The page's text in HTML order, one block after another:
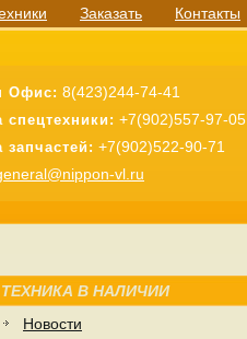
Заказать Контакты
Офис: 8(423)244-74-41
спецтехники: +7(902)557-97-05
запчастей: +7(902)522-90-71
vl.ru
ТЕХНИКА В НАЛИЧИИ
Новости